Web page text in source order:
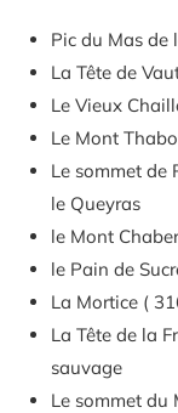
Pic du Mas de
La Tête de
Le Vieux
Le Mont
Le sommet de
le Queyras
le Mont
le Pain de
La Mortice (
La Tête de la
sauvage
Le sommet du